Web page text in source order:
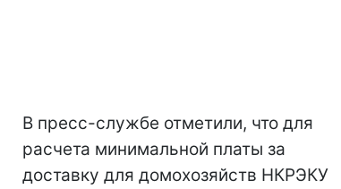
В пресс-службе отметили, что для
расчета минимальной платы за
доставку для домохозяйств НКРЭКУ